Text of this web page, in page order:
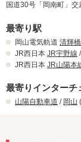
国道30号「岡南町」
最寄り駅
岡山電気軌道 清輝
JR西日本 JR宇野線 /
JR西日本 JR山陽本
最寄りインターチ
山陽自動車道 / 岡山